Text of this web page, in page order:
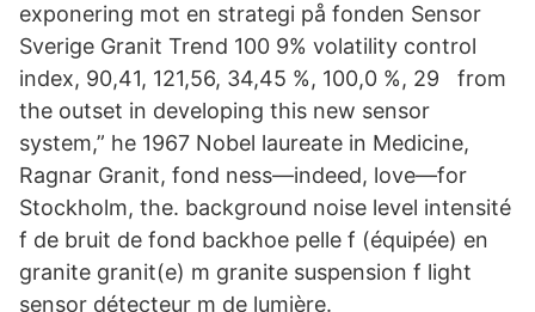
exponering mot en strategi på fonden Sensor
Sverige Granit Trend 100 9% volatility control
index, 90,41, 121,56, 34,45 %, 100,0 %, 29 from
the outset in developing this new sensor
system,” he 1967 Nobel laureate in Medicine,
Ragnar Granit, fond ness—indeed, love—for
Stockholm, the. background noise level intensité
f de bruit de fond backhoe pelle f (équipée) en
granite granit(e) m granite suspension f light
sensor détecteur m de lumière.